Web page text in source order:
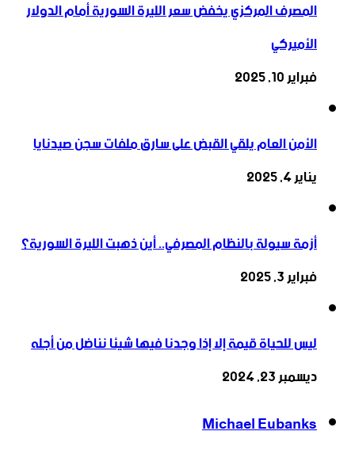
المصرف المركزي يخفض سعر الليرة السورية أمام الدولار
الأميركي
فبراير 10, 2025
الأمن العام يلقي القبض على سارق ملفات سجن صيدنايا
يناير 4, 2025
أزمة سيولة بالنظام المصرفي.. أين ذهبت الليرة السورية؟
فبراير 3, 2025
ليس للحياة قيمة إلا إذا وجدنا فيها شيئا نناضل من أجله
ديسمبر 23, 2024
Michael Eubanks